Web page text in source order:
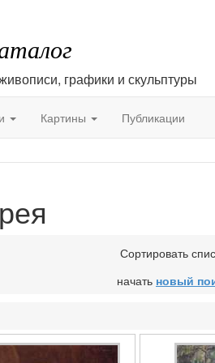
графики и скульптуры
Картины Публикации
Сортировать
начать новый